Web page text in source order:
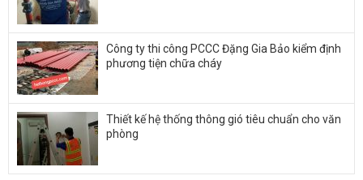
Công ty thi công PCCC Đặng Gia Bảo kiểm định
phương tiện chữa cháy
Thiết kế hệ thống thông gió tiêu chuẩn cho văn
phòng